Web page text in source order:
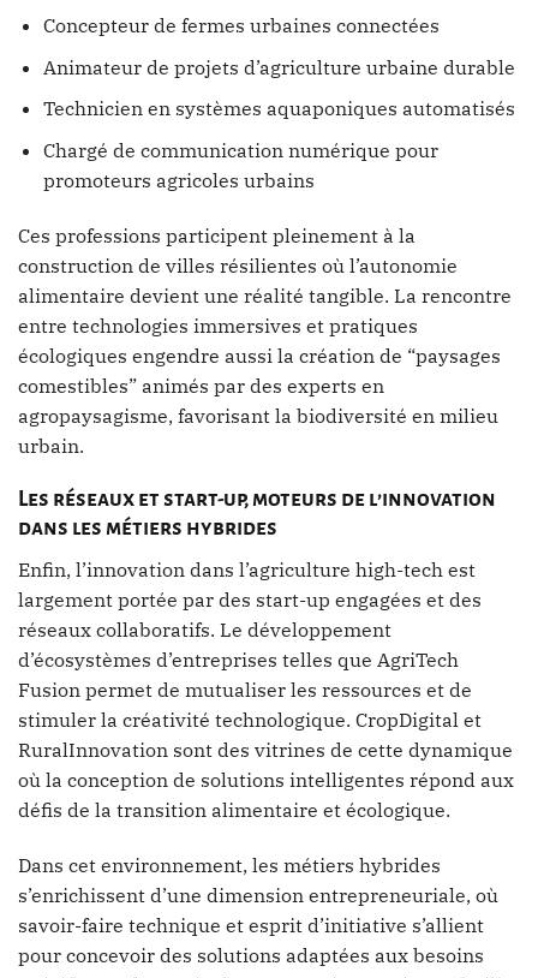
Concepteur de fermes urbaines connectées
Animateur de projets d’agriculture urbaine durable
Technicien en systèmes aquaponiques automatisés
Chargé de communication numérique pour
promoteurs agricoles urbains
Ces professions participent pleinement à la
construction de villes résilientes où l’autonomie
alimentaire devient une réalité tangible. La rencontre
entre technologies immersives et pratiques
écologiques engendre aussi la création de “paysages
comestibles” animés par des experts en
agropaysagisme, favorisant la biodiversité en milieu
urbain.
Les réseaux et start-up, moteurs de l’innovation
dans les métiers hybrides
Enfin, l’innovation dans l’agriculture high-tech est
largement portée par des start-up engagées et des
réseaux collaboratifs. Le développement
d’écosystèmes d’entreprises telles que AgriTech
Fusion permet de mutualiser les ressources et de
stimuler la créativité technologique. CropDigital et
RuralInnovation sont des vitrines de cette dynamique
où la conception de solutions intelligentes répond aux
défis de la transition alimentaire et écologique.
Dans cet environnement, les métiers hybrides
s’enrichissent d’une dimension entrepreneuriale, où
savoir-faire technique et esprit d’initiative s’allient
pour concevoir des solutions adaptées aux besoins